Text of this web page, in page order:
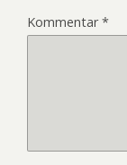
Kommentar*